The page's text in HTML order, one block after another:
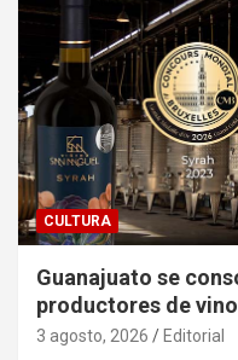
CULTURA
Guanajuato se
productores de
3 agosto, 2026 Editorial